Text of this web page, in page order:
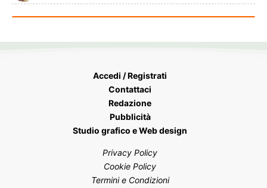
Accedi / Registrati
Contattaci
Redazione
Pubblicità
Studio grafico e Web design
Privacy Policy
Cookie Policy
Termini e Condizioni